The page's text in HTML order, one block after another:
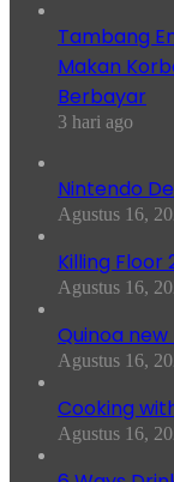
Tambang
Makan
Berbayar
3 hari ago
Nintendo
Agustus 16,
Killing Floor
Agustus 16,
Quinoa
Agustus 16,
Cooking
Agustus 16,